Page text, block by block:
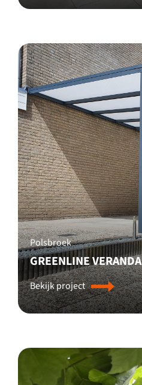
Polsbroek
GREENLINE VERANDA
Bekijk project